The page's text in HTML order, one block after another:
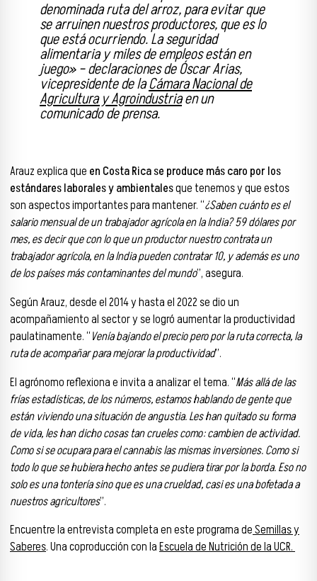
denominada ruta del arroz, para evitar que
se arruinen nuestros productores, que es lo
que está ocurriendo. La seguridad
alimentaria y miles de empleos están en
juego» – declaraciones de Óscar Arias,
vicepresidente de laCámara Nacional de
Agricultura y Agroindustriaen un
comunicado de prensa.
Arauz explica que en Costa Rica se produce más caro por los
estándares laborales y ambientalesque tenemos y que estos
son aspectos importantes para mantener. “¿Saben cuánto es el
salario mensual de un trabajador agrícola en la India? 59 dólares por
mes, es decir que con lo que un productor nuestro contrata un
trabajador agrícola, en la India pueden contratar 10, y además es uno
de los países más contaminantes del mundo”, asegura.
Según Arauz, desde el 2014 y hasta el 2022 se dio un
acompañamiento al sector y se logró aumentar la productividad
paulatinamente. “Venía bajando el precio pero por la ruta correcta, la
ruta de acompañar para mejorar la productividad”.
El agrónomo reflexiona e invita a analizar el tema. “Más allá de las
frías estadísticas, de los números, estamos hablando de gente que
están viviendo una situación de angustia. Les han quitado su forma
de vida, les han dicho cosas tan crueles como: cambien de actividad.
Como si se ocupara para el cannabis las mismas inversiones. Como si
todo lo que se hubiera hecho antes se pudiera tirar por la borda. Eso no
solo es una tontería sino que es una crueldad, casi es una bofetada a
nuestros agricultores”.
Encuentre la entrevista completa en este programa deSemillas y
Saberes. Una coproducción con laEscuela de Nutrición de la UCR.